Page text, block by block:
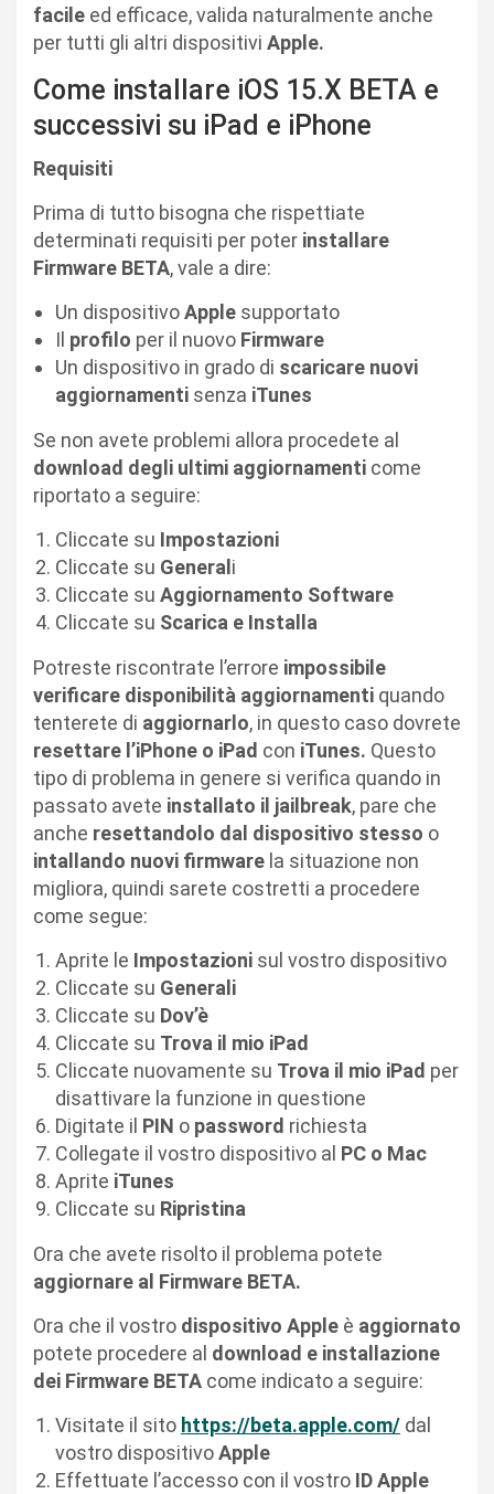
facile ed efficace, valida naturalmente anche
per tutti gli altri dispositivi Apple.
Come installare iOS 15.X BETA e
successivi su iPad e iPhone
Requisiti
Prima di tutto bisogna che rispettiate
determinati requisiti per poter installare
Firmware BETA, vale a dire:
Un dispositivoApple supportato
Il profilo per il nuovo Firmware
Un dispositivo in grado di scaricare nuovi
aggiornamenti senza iTunes
Se non avete problemi allora procedete al
download degli ultimi aggiornamenti come
riportato a seguire:
Cliccate su Impostazioni
Cliccate su Generali
Cliccate su Aggiornamento Software
Cliccate su Scarica e Installa
Potreste riscontrate l’errore impossibile
verificare disponibilità aggiornamenti quando
tenterete di aggiornarlo, in questo caso dovrete
resettare l’iPhone o iPad con iTunes. Questo
tipo di problema in genere si verifica quando in
passato avete installato il jailbreak, pare che
anche resettandolo dal dispositivo stesso o
intallando nuovi firmware la situazione non
migliora, quindi sarete costretti a procedere
come segue:
Aprite le Impostazioni sul vostro dispositivo
Cliccate su Generali
Cliccate su Dov’è
Cliccate su Trova il mio iPad
Cliccate nuovamente su Trova il mio iPad per
disattivare la funzione in questione
Digitate il PIN o password richiesta
Collegate il vostro dispositivo al PC o Mac
Aprite iTunes
Cliccate su Ripristina
Ora che avete risolto il problema potete
aggiornare al Firmware BETA.
Ora che il vostro dispositivo Apple è aggiornato
potete procedere al download e installazione
dei Firmware BETA come indicato a seguire:
Visitate il sito https://beta.apple.com/ dal
vostro dispositivoApple
Effettuate l’accesso con il vostro ID Apple